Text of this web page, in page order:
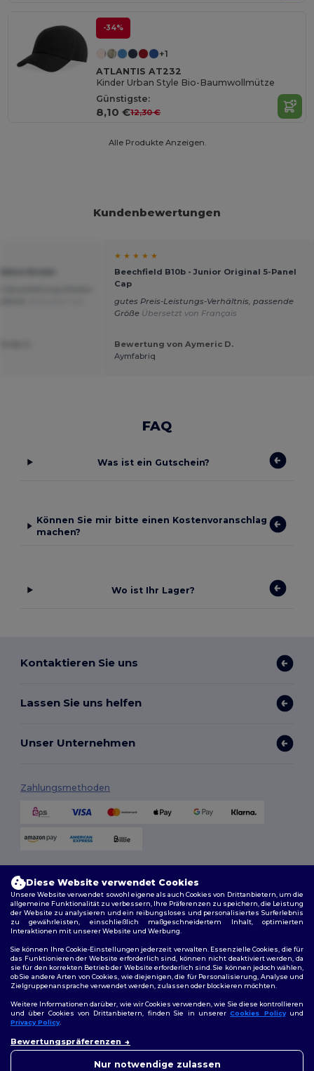
-34%
+1
ATLANTIS AT232
Kinder Urban Style Bio-Baumwollmütze
Günstigste:
8,10 €12,30 €
Alle Produkte Anzeigen.
Kundenbewertungen
★ ★ ★ ★ ★
Beechfield B10b - Junior Original 5-Panel
Cap
gutes Preis-Leistungs-Verhältnis, passende
Größe Übersetzt von Français
Bewertung von Aymeric D.
Aymfabriq
FAQ
Was ist ein Gutschein?
Können Sie mir bitte einen Kostenvoranschlag
machen?
Wo ist Ihr Lager?
Kontaktieren Sie uns
Lassen Sie uns helfen
Unser Unternehmen
Zahlungsmethoden
Allgemeine Geschäftsbedingungen
Datenschutzbestimmungen|Cookie-Richtlinie|Site Map
Folge uns
Diese Website verwendet Cookies
Unsere Website verwendet sowohl eigene als auch Cookies von Drittanbietern, um die
allgemeine Funktionalität zu verbessern, Ihre Präferenzen zu speichern, die Leistung
der Website zu analysieren und ein reibungsloses und personalisiertes Surferlebnis
zu gewährleisten, einschließlich maßgeschneidertem Inhalt, optimierten
Interaktionen mit unserer Website und Werbung.
Sie können Ihre Cookie-Einstellungen jederzeit verwalten. Essenzielle Cookies, die für
das Funktionieren der Website erforderlich sind, können nicht deaktiviert werden, da
sie für den korrekten Betrieb der Website erforderlich sind. Sie können jedoch wählen,
ob Sie andere Arten von Cookies, wie diejenigen, die für Personalisierung, Analyse und
Zielgruppenansprache verwendet werden, zulassen oder blockieren möchten.
Weitere Informationen darüber, wie wir Cookies verwenden, wie Sie diese kontrollieren
und über Cookies von Drittanbietern, finden Sie in unsererCookies Policyund
Privacy Policy.
Bewertungspräferenzen
Nur notwendige zulassen
uns jederzeit kontaktieren.